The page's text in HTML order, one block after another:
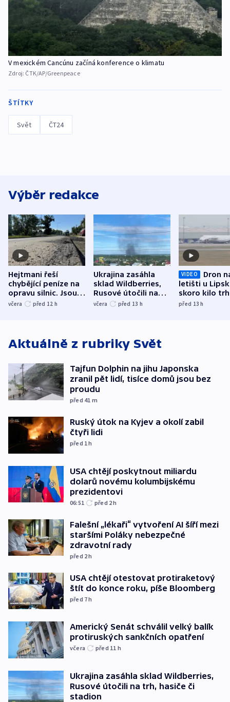
V mexickém Cancúnu začíná konference o klimatu
Zdroj: ČTK/AP/Greenpeace
ŠTÍTKY
Svět ČT24
Výběr redakce
Hejtmani řeší
chybějící peníze na
opravu silnic. Jsou
nenárokové, namítá
včera před 12 h
Ukrajina zasáhla
sklad Wildberries,
Rusové útočili na
trh, hasiče či
včera před 13 h
VIDEO
Dron
letišti u
skoro kilo
indicie
před 13h
Aktuálně z rubriky Svět
Tajfun Dolphin na jihu Japonska
zranil pět lidí, tisíce domů jsou bez
proudu
před 41 m
Ruský útok na Kyjev a okolí zabil
čtyři lidi
před 1h
USA chtějí poskytnout miliardu
dolarů novému kolumbijskému
prezidentovi
06:51 před 2h
Falešní „lékaři“ vytvoření AI šíří mezi
staršími Poláky nebezpečné
zdravotní rady
před 2h
USA chtějí otestovat protiraketový
štít do konce roku, píše Bloomberg
před 7h
Americký Senát schválil velký balík
protiruských sankčních opatření
včera před 11 h
Ukrajina zasáhla sklad Wildberries,
Rusové útočili na trh, hasiče či
stadion